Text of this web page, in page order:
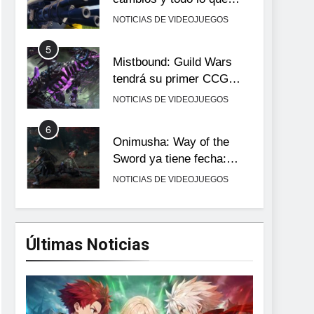
llega con el lanzamiento
NOTICIAS DE VIDEOJUEGOS
5
Mistbound: Guild Wars
tendrá su primer CCG
digital para PC y móviles
NOTICIAS DE VIDEOJUEGOS
6
Onimusha: Way of the
Sword ya tiene fecha:
Capcom lanza demo
NOTICIAS DE VIDEOJUEGOS
7
No Rest for the Wicked
confirma su versión 1.0
NOTICIAS DE VIDEOJUEGOS
8
Stuntman: Hollywood
Últimas Noticias